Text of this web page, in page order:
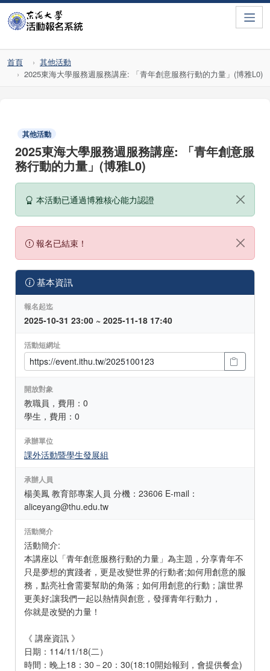
首頁
其他活動
2025東海大學服務週服務講座: 「青年創意服務行動的力量」(博雅L0)
其他活動
2025東海大學服務週服務講座: 「青年創意服
務行動的力量」(博雅L0)
本活動已通過博雅核心能力認證
報名已結束！
基本資訊
報名起迄
2025-10-31 23:00 ~ 2025-11-18 17:40
活動短網址
開放對象
教職員，費用：0
學生，費用：0
承辦單位
課外活動暨學生發展組
承辦人員
楊美鳳 教育部專案人員 分機：23606 E-mail：
aliceyang@thu.edu.tw
活動簡介
活動簡介:
本講座以「青年創意服務行動的力量」為主題，分享青年不
只是夢想的實踐者，更是改變世界的行動者;如何用創意的服
務，點亮社會需要幫助的角落；如何用創意的行動；讓世界
更美好;讓我們一起以熱情與創意，發揮青年行動力，
你就是改變的力量！
《 講座資訊 》
日期：114/11/18(二）
時間：晚上18：30－20：30(18:10開始報到，會提供餐盒)